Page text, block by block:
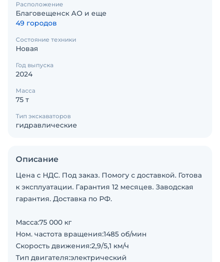
Расположение
Благовещенск АО и еще
49 городов
Состояние техники
Новая
Год выпуска
2024
Масса
75 т
Тип экскаваторов
гидравлические
Описание
Цена с НДС. Под заказ. Помогу с доставкой. Готова
к эксплуатации. Гарантия 12 месяцев. Заводская
гарантия. Доставка по РФ.
Масса:75 000 кг
Ном. частота вращения:1485 об/мин
Скорость движения:2,9/5,1 км/ч
Тип двигателя:электрический